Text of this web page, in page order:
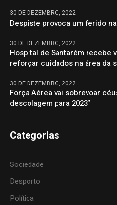
30 DE DEZEMBRO, 2022
Despiste provoca um ferido
30 DE DEZEMBRO, 2022
Hospital de Santarém recebe
reforçar cuidados na área da
30 DE DEZEMBRO, 2022
Força Aérea vai sobrevoar
descolagem para 2023”
Categorias
Sociedade
Desporto
Política